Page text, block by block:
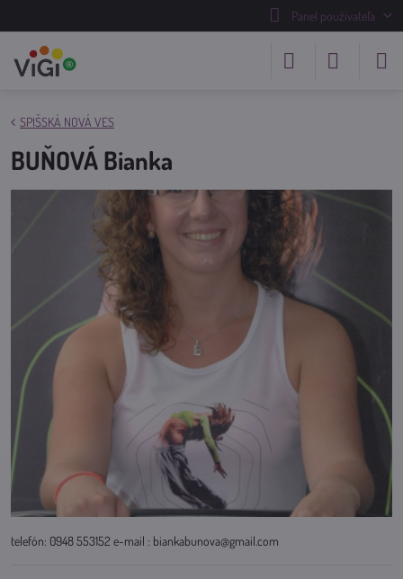
Panel používateľa
SPIŠSKÁ NOVÁ VES
BUŇOVÁ Bianka
telefón: 0948 553152 e-mail : biankabunova@gmail.com